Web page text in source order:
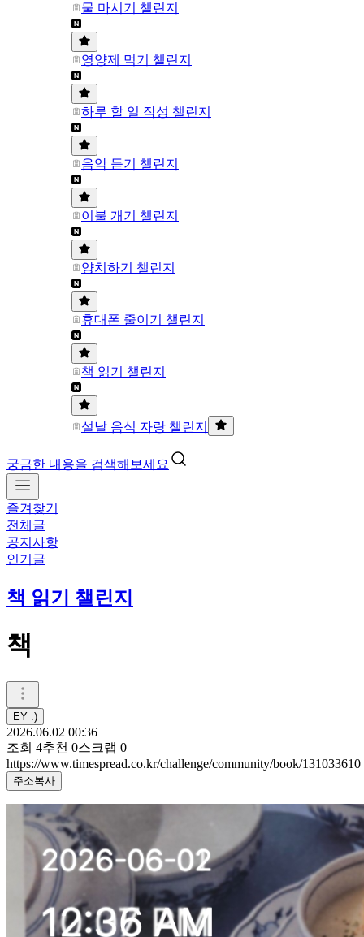
물 마시기 챌린지
영양제 먹기 챌린지
하루 할 일 작성 챌린지
음악 듣기 챌린지
이불 개기 챌린지
양치하기 챌린지
휴대폰 줄이기 챌린지
책 읽기 챌린지
설날 음식 자랑 챌린지
궁금한 내용을 검색해보세요
즐겨찾기
전체글
공지사항
인기글
책 읽기 챌린지
책
EY :)
2026.06.02 00:36
조회 4추천 0스크랩 0
https://www.timespread.co.kr/challenge/community/book/131033610
주소복사